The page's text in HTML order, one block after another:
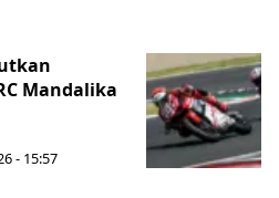
Mandalika
- 15:57